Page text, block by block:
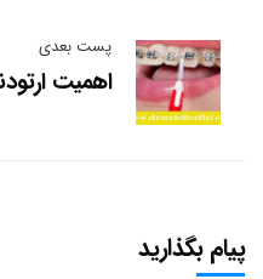
پست بعدی
اهمیت
پیام بگذارید